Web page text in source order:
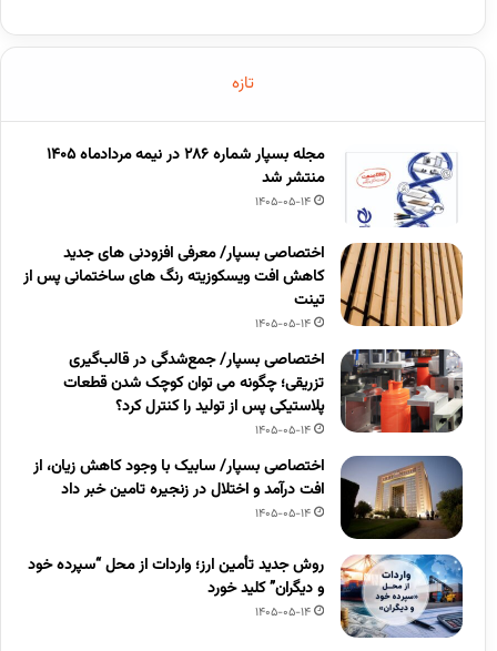
تازه
مجله بسپار شماره 286 در نیمه مردادماه 1405
منتشر شد
1405-05-14
اختصاصی بسپار/ معرفی افزودنی های جدید
کاهش افت ویسکوزیته رنگ های ساختمانی پس از
تینت
1405-05-14
اختصاصی بسپار/ جمع‌شدگی در قالب‌گیری
تزریقی؛ چگونه می توان کوچک شدن قطعات
پلاستیکی پس از تولید را کنترل کرد؟
1405-05-14
اختصاصی بسپار/ سابیک با وجود کاهش زیان، از
افت درآمد و اختلال در زنجیره تامین خبر داد
1405-05-14
روش جدید تأمین ارز؛ واردات از محل “سپرده خود
و دیگران” کلید خورد
1405-05-14